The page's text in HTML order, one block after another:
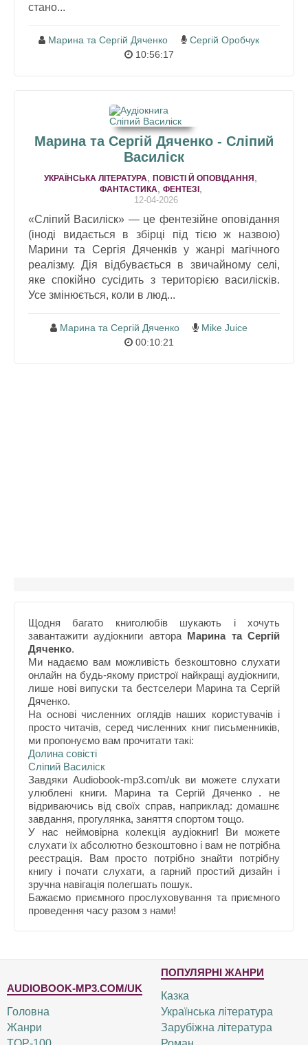
стано...
Марина та Сергій Дяченко
Сергій Оробчук
10:56:17
Марина та Сергій Дяченко - Сліпий
Василіск
УКРАЇНСЬКА ЛІТЕРАТУРА ПОВІСТІ Й ОПОВІДАННЯ
ФАНТАСТИКА ФЕНТЕЗІ,
12-04-2026
«Сліпий Василіск» — це фентезійне оповідання
(іноді видається в збірці під тією ж назвою)
Марини та Сергія Дяченків у жанрі магічного
реалізму. Дія відбувається в звичайному селі,
яке спокійно сусідить з територією василісків.
Усе змінюється, коли в люд...
Марина та Сергій Дяченко
Mike Juice
00:10:21
Щодня багато книголюбів шукають і хочуть
завантажити аудіокниги автора Марина та Сергій
Дяченко.
Ми надаємо вам можливість безкоштовно слухати
онлайн на будь-якому пристрої найкращі аудіокниги,
лише нові випуски та бестселери Марина та Сергій
Дяченко.
На основі численних оглядів наших користувачів і
просто читачів, серед численних книг письменників,
ми пропонуємо вам прочитати такі:
Долина совісті
Сліпий Василіск
Завдяки Audiobook-mp3.com/uk ви можете слухати
улюблені книги. Марина та Сергій Дяченко . не
відриваючись від своїх справ, наприклад: домашнє
завдання, прогулянка, заняття спортом тощо.
У нас неймовірна колекція аудіокниг! Ви можете
слухати їх абсолютно безкоштовно і вам не потрібна
реєстрація. Вам просто потрібно знайти потрібну
книгу і почати слухати, а гарний простий дизайн і
зручна навігація полегшать пошук.
Бажаємо приємного прослуховування та приємного
проведення часу разом з нами!
AUDIOBOOK-MP3.COM/UK
Головна
Жанри
ПОПУЛЯРНІ ЖАНРИ
Казка
Українська література
Зарубіжна література